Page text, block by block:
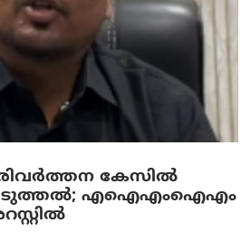
കേസിൽ
എഐഎംഐഎം